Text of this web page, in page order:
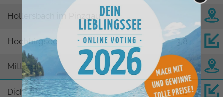
Hollersbach im Pinzgau
Hochbirgsee 3,8
Mittersill
Dichtensee 4,2